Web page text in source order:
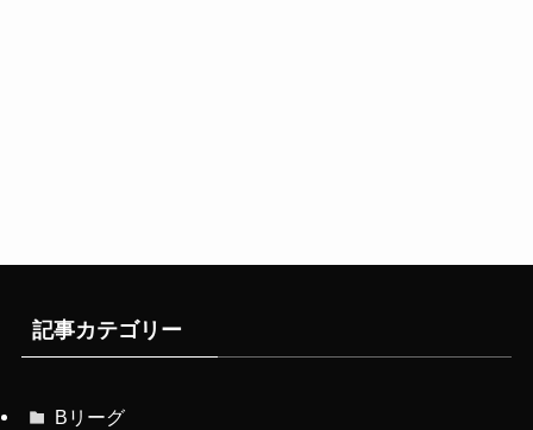
記事カテゴリー
Bリーグ